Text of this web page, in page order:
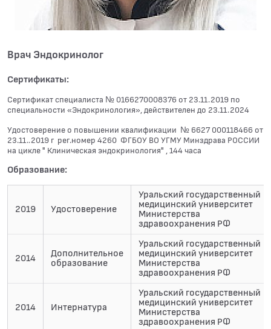
Врач Эндокринолог
Сертификаты:
Сертификат специалиста № 0166270008376 от 23.11.2019 по
специальности «Эндокринология», действителен до 23.11.2024
Удостоверение о повышении квалификации № 6627 000118466 от
23.11..2019 г рег.номер 4260 ФГБОУ ВО УГМУ Минздрава РОССИИ
на цикле " Клиническая эндокринология" , 144 часа
Образование:
2019 Удостоверение
Уральский государственный
медицинский университет
Министерства
здравоохранения РФ
2014
Дополнительное
образование
Уральский государственный
медицинский университет
Министерства
здравоохранения РФ
2014 Интернатура
Уральский государственный
медицинский университет
Министерства
здравоохранения РФ